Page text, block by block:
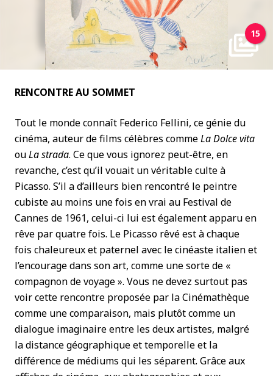
15
RENCONTRE AU SOMMET
Tout le monde connaît Federico Fellini, ce génie du
cinéma, auteur de films célèbres commeLa Dolce vita
ouLa strada. Ce que vous ignorez peut-être, en
revanche, c’est qu’il vouait un véritable culte à
Picasso. S’il a d’ailleurs bien rencontré le peintre
cubiste au moins une fois en vrai au Festival de
Cannes de 1961, celui-ci lui est également apparu en
rêve par quatre fois. Le Picasso rêvé est à chaque
fois chaleureux et paternel avec le cinéaste italien et
l’encourage dans son art, comme une sorte de «
compagnon de voyage ». Vous ne devez surtout pas
voir cette rencontre proposée par la Cinémathèque
comme une comparaison, mais plutôt comme un
dialogue imaginaire entre les deux artistes, malgré
la distance géographique et temporelle et la
différence de médiums qui les séparent. Grâce aux